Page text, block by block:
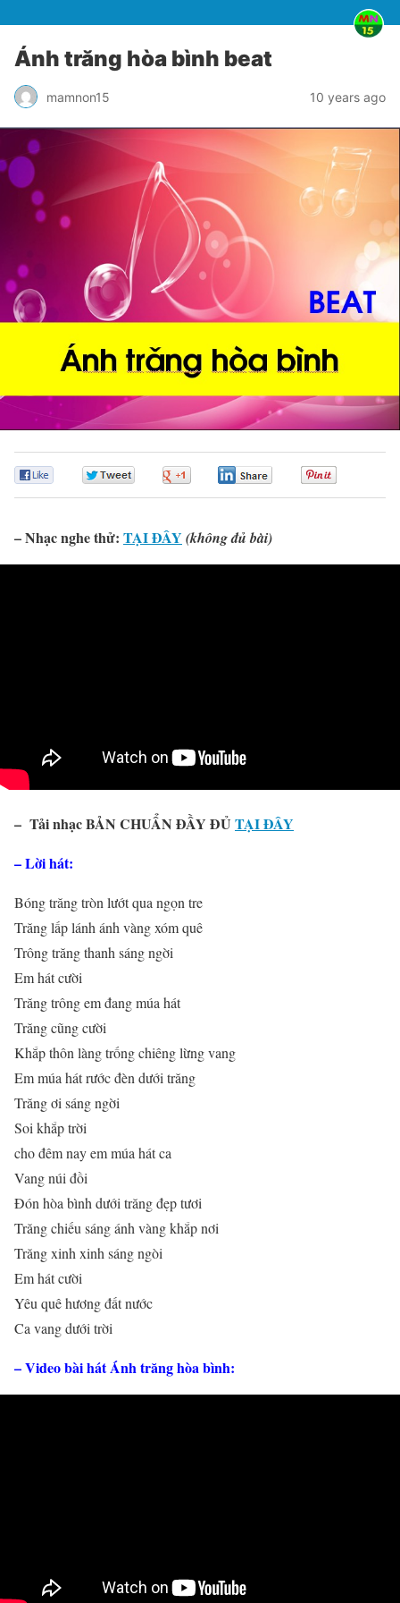
Ánh trăng hòa bình beat
mamnon15 10 years ago
– Nhạc nghe thử: TẠI ĐÂY (không đủ bài)
– Tải nhạc BẢN CHUẨN ĐẦY ĐỦ TẠI ĐÂY
– Lời hát:
Bóng trăng tròn lướt qua ngọn tre
Trăng lấp lánh ánh vàng xóm quê
Trông trăng thanh sáng ngời
Em hát cười
Trăng trông em đang múa hát
Trăng cũng cười
Khắp thôn làng trống chiêng lừng vang
Em múa hát rước đèn dưới trăng
Trăng ơi sáng ngời
Soi khắp trời
cho đêm nay em múa hát ca
Vang núi đồi
Đón hòa bình dưới trăng đẹp tươi
Trăng chiếu sáng ánh vàng khắp nơi
Trăng xinh xinh sáng ngòi
Em hát cười
Yêu quê hương đất nước
Ca vang dưới trời
– Video bài hát Ánh trăng hòa bình: